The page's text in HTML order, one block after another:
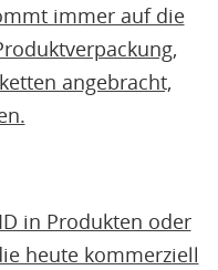
immer auf die
angebracht,
in Produkten oder
heute kommerziell